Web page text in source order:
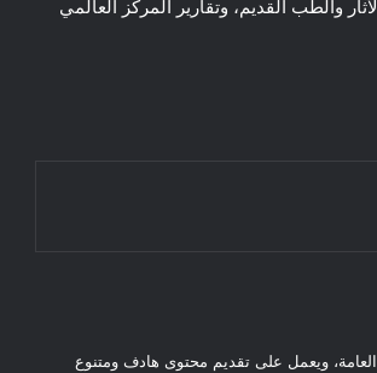
والطب القديم، وتقارير المركز العالمي
ويعمل على تقديم محتوى هادف ومتنوع